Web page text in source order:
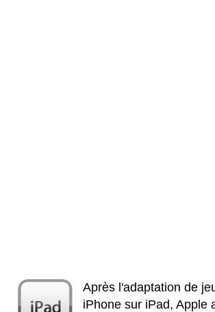
Après l'adaptation de
iPhone sur iPad, Apple